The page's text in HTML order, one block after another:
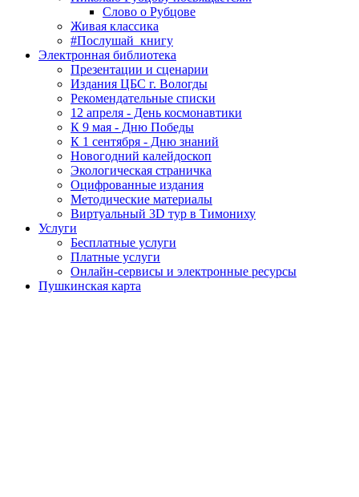
Слово о Рубцове
Живая классика
#Послушай_книгу
Электронная библиотека
Презентации и сценарии
Издания ЦБС г. Вологды
Рекомендательные списки
12 апреля - День космонавтики
К 9 мая - Дню Победы
К 1 сентября - Дню знаний
Новогодний калейдоскоп
Экологическая страничка
Оцифрованные издания
Методические материалы
Виртуальный 3D тур в Тимониху
Услуги
Бесплатные услуги
Платные услуги
Онлайн-сервисы и электронные ресурсы
Пушкинская карта